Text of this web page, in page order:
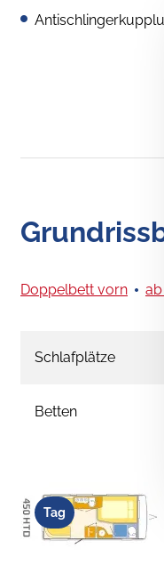
Doppelbett vorn
Schlafplätze
Betten
Tag